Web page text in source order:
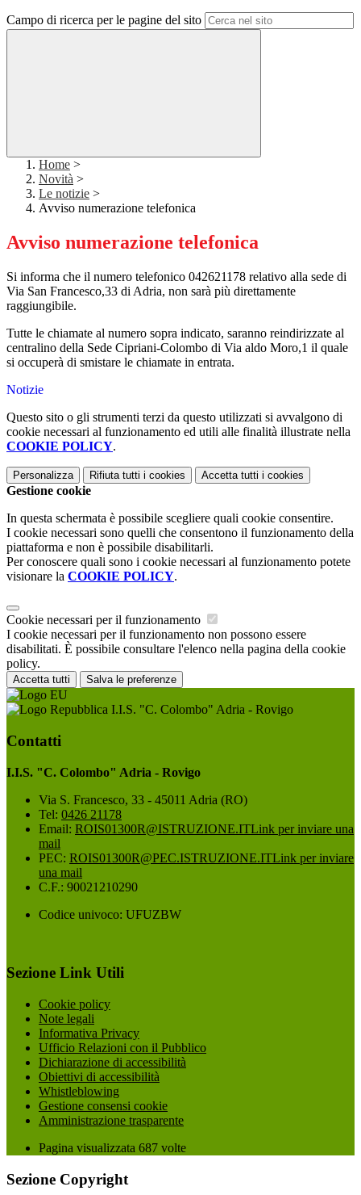
Campo di ricerca per le pagine del sito
Home >
Novità >
Le notizie >
Avviso numerazione telefonica
Avviso numerazione telefonica
Si informa che il numero telefonico 042621178 relativo alla sede di
Via San Francesco,33 di Adria, non sarà più direttamente
raggiungibile.
Tutte le chiamate al numero sopra indicato, saranno reindirizzate al
centralino della Sede Cipriani-Colombo di Via aldo Moro,1 il quale
si occuperà di smistare le chiamate in entrata.
Notizie
Questo sito o gli strumenti terzi da questo utilizzati si avvalgono di
cookie necessari al funzionamento ed utili alle finalità illustrate nella
COOKIE POLICY.
Personalizza Rifiuta tutti i cookies Accetta tutti i cookies
Gestione cookie
In questa schermata è possibile scegliere quali cookie consentire.
I cookie necessari sono quelli che consentono il funzionamento della
piattaforma e non è possibile disabilitarli.
Per conoscere quali sono i cookie necessari al funzionamento potete
visionare la COOKIE POLICY.
Cookie necessari per il funzionamento
I cookie necessari per il funzionamento non possono essere
disabilitati. È possibile consultare l'elenco nella pagina della cookie
policy.
Accetta tutti Salva le preferenze
I.I.S. "C. Colombo" Adria - Rovigo
Contatti
I.I.S. "C. Colombo" Adria - Rovigo
Via S. Francesco, 33 - 45011 Adria (RO)
Tel: 0426 21178
Email: ROIS01300R@ISTRUZIONE.ITLink per inviare una
mail
PEC: ROIS01300R@PEC.ISTRUZIONE.ITLink per inviare
una mail
C.F.: 90021210290
Codice univoco: UFUZBW
Sezione Link Utili
Cookie policy
Note legali
Informativa Privacy
Ufficio Relazioni con il Pubblico
Dichiarazione di accessibilità
Obiettivi di accessibilità
Whistleblowing
Gestione consensi cookie
Amministrazione trasparente
Pagina visualizzata 687 volte
Sezione Copyright